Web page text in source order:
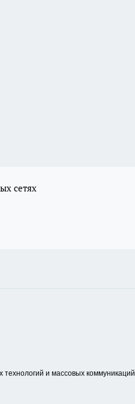
сетях
и массовых коммуникаций